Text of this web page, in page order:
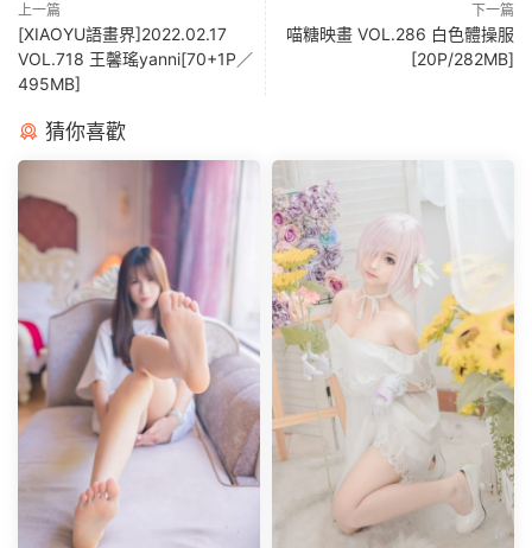
上一篇
[XIAOYU語畫界]2022.02.17
VOL.718 王馨瑤yanni[70+1P／
495MB]
下一篇
喵糖映畫 VOL.286 白色體操服
[20P/282MB]
猜你喜歡